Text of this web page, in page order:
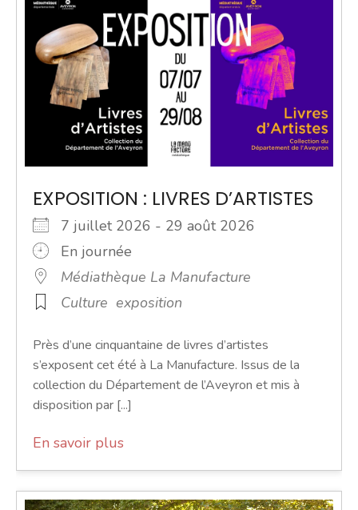
EXPOSITION : LIVRES D’ARTISTES
7 juillet 2026 - 29 août 2026
En journée
Médiathèque La Manufacture
Culture exposition
Près d’une cinquantaine de livres d’artistes
s’exposent cet été à La Manufacture. Issus de la
collection du Département de l’Aveyron et mis à
disposition par [...]
En savoir plus